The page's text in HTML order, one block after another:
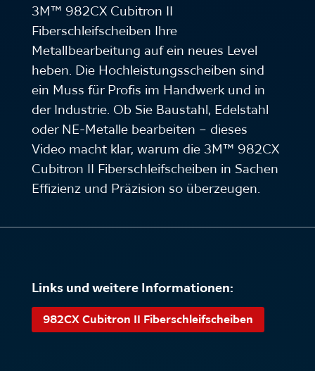
3M™ 982CX Cubitron II
Fiberschleifscheiben Ihre
Metallbearbeitung auf ein neues Level
heben. Die Hochleistungsscheiben sind
ein Muss für Profis im Handwerk und in
der Industrie. Ob Sie Baustahl, Edelstahl
oder NE-Metalle bearbeiten – dieses
Video macht klar, warum die 3M™ 982CX
Cubitron II Fiberschleifscheiben in Sachen
Effizienz und Präzision so überzeugen.
Links und weitere Informationen:
982CX Cubitron II Fiberschleifscheiben